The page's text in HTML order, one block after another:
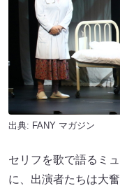
出典: FANY マガジン
セリフを歌で語るミ
に、出演者たちは大